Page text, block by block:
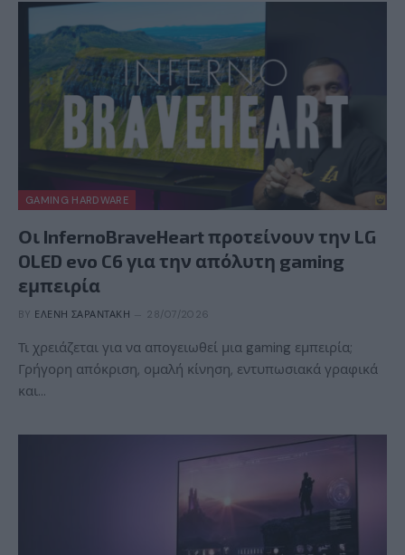
GAMING HARDWARE
Οι InfernoBraveHeart προτείνουν την LG
OLED evo C6 για την απόλυτη gaming
εμπειρία
BY ΕΛΈΝΗ ΣΑΡΑΝΤΆΚΗ 28/07/2026
Τι χρειάζεται για να απογειωθεί μια gaming εμπειρία;
Γρήγορη απόκριση, ομαλή κίνηση, εντυπωσιακά γραφικά
και…